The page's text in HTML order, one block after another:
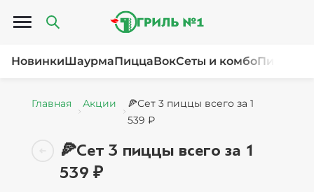
Открыть меню
НовинкиШаурмаПиццаВокСеты и комбоПироги
Главная Акции
🍕Сет 3 пиццы всего за 1
539 ₽
🍕Сет 3 пиццы всего за 1
539 ₽